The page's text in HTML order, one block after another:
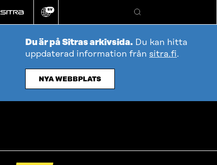
direkt
till
Ändra
språk
SV
Sök
Du är på Sitras arkivsida. Du kan hitta
uppdaterad information från sitra.fi.
NYA WEBBPLATS